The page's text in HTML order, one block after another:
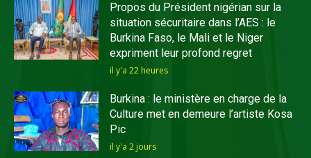
Propos du Président nigérian sur la
situation sécuritaire dans l’AES : le
Burkina Faso, le Mali et le Niger
expriment leur profond regret
il y'a 22 heures
Burkina : le ministère en charge de la
Culture met en demeure l’artiste Kosa
Pic
il y'a 2 jours